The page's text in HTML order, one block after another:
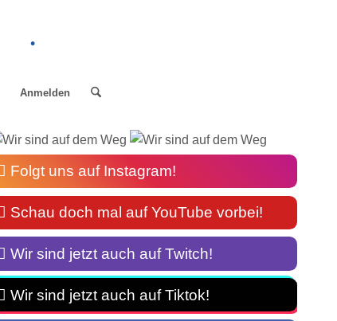
.
Anmelden
Folgt uns auf Instagram!
Schau doch mal auf YouTube vorbei!
Wir sind jetzt auch auf Twitch!
Wir sind jetzt auch auf Tiktok!